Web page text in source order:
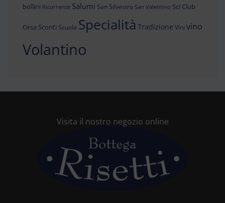
bollini Ricorrenze Salumi San Silvestro San Valentino Sci Club
Orsa Sconti Scuola Specialità Tradizione Vini vino
Volantino
Visita il nostro negozio online